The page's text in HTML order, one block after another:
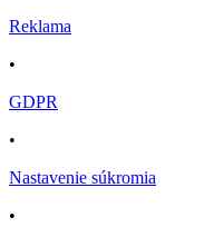
Reklama
•
GDPR
•
Nastavenie súkromia
•